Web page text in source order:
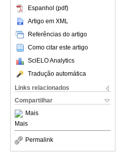
Espanhol (pdf)
Artigo em XML
Referências do artigo
Como citar este artigo
SciELO Analytics
Tradução automática
Links relacionados
Compartilhar
Mais
Mais
Permalink